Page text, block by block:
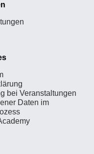
bei Veranstaltungen
Daten im